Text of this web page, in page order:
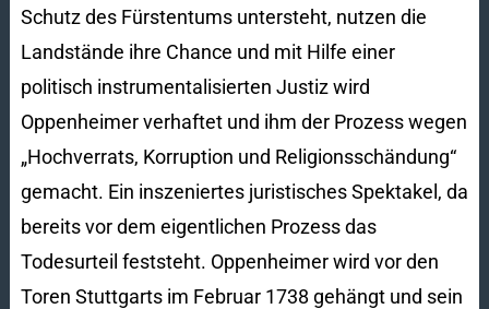
Schutz des Fürstentums untersteht, nutzen die
Landstände ihre Chance und mit Hilfe einer
politisch instrumentalisierten Justiz wird
Oppenheimer verhaftet und ihm der Prozess wegen
„Hochverrats, Korruption und Religionsschändung“
gemacht. Ein inszeniertes juristisches Spektakel, da
bereits vor dem eigentlichen Prozess das
Todesurteil feststeht. Oppenheimer wird vor den
Toren Stuttgarts im Februar 1738 gehängt und sein